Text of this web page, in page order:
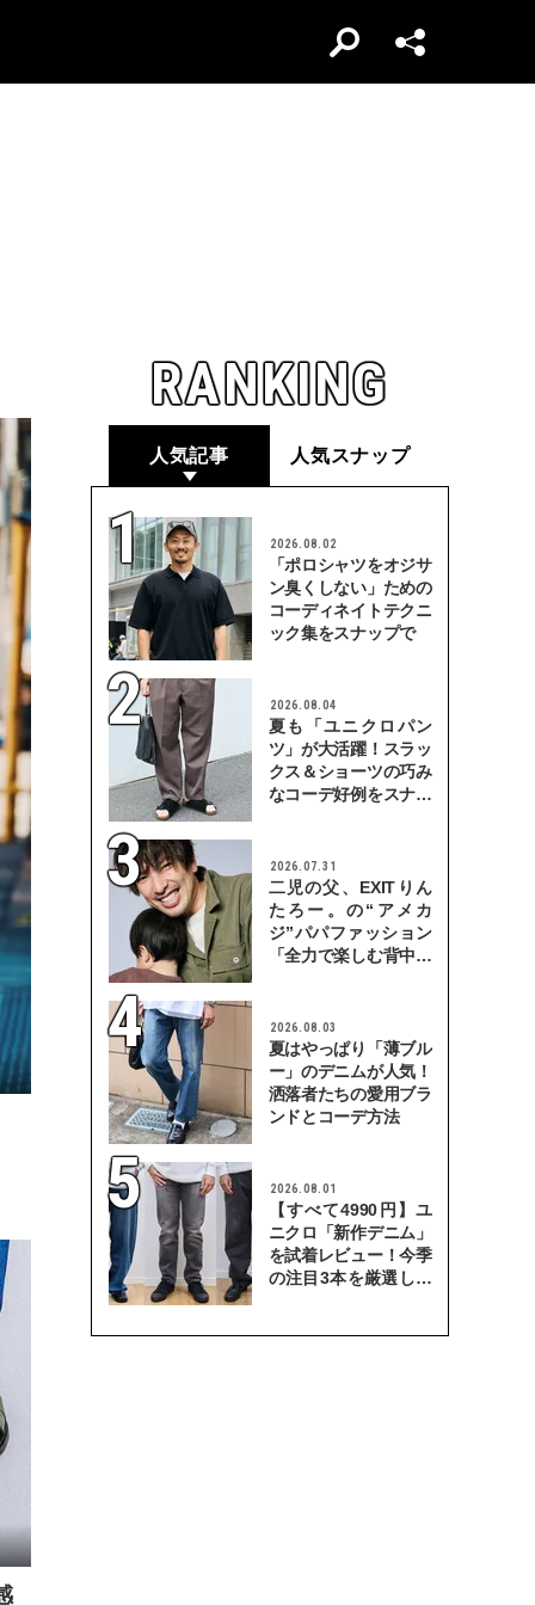
RANKING
人気記事 人気スナップ
2026.08.02
「ポロシャツをオジサ
ン臭くしない」ための
コーディネイトテクニ
ック集をスナップで
2026.08.04
夏も「ユニクロパン
ツ」が大活躍！スラッ
クス＆ショーツの巧み
なコーデ好例をスナッ
2026.07.31
二児の父、EXITりん
たろー。の“アメカ
ジ”パパファッション
「全力で楽しむ背中を
2026.08.03
夏はやっぱり「薄ブル
ー」のデニムが人気！
洒落者たちの愛用ブラ
ンドとコーデ方法
2026.08.01
【すべて4990円】ユ
ニクロ「新作デニム」
を試着レビュー！今季
の注目3本を厳選して